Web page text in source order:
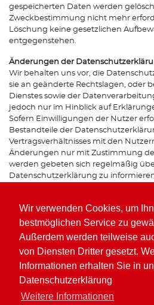
Wir verwenden Cookies, um
bestmöglichen Service zu
Außerdem werden teilweise
von Diensten Dritter gesetzt.
Informationen erhalten Sie in
Datenschutzerklärung
Weitere Informationen
gespeicherten Daten werden
Zweckbestimmung nicht mehr
Löschung keine gesetzlichen
entgegenstehen.
Änderungen der
Wir behalten uns vor, die
sie an geänderte Rechtslagen, oder
Dienstes sowie der
jedoch nur im Hinblick auf
Sofern Einwilligungen der Nutzer
Bestandteile der
Vertragsverhältnisses mit den
Änderungen nur mit Zustimmung
werden gebeten sich regelmäßig
Datenschutzerklärung zu
Bei Fragen zur Erhebung,
personenbezogenen Daten, bei
Sperrung oder Löschung von Daten
Einwilligungen wenden Sie sich bitte
Datenschutzbeauftragte(n) bzw.
Home Impressum